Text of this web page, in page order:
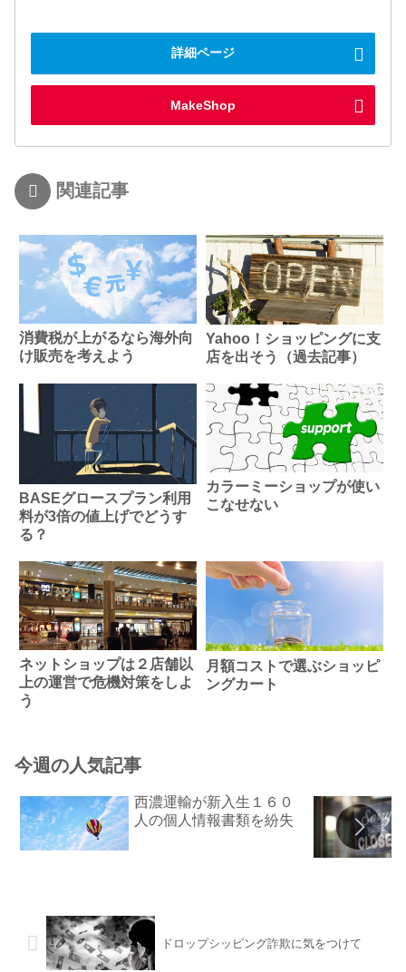
詳細ページ
MakeShop
関連記事
消費税が上がるなら海外向
け販売を考えよう
Yahoo！ショッピングに支
店を出そう（過去記事）
BASEグロースプラン利用
料が3倍の値上げでどうす
る？
カラーミーショップが使い
こなせない
ネットショップは２店舗以
上の運営で危機対策をしよ
う
月額コストで選ぶショッピ
ングカート
今週の人気記事
西濃運輸が新入生１６０
人の個人情報書類を紛失
ドロップシッピング詐欺に気をつけて